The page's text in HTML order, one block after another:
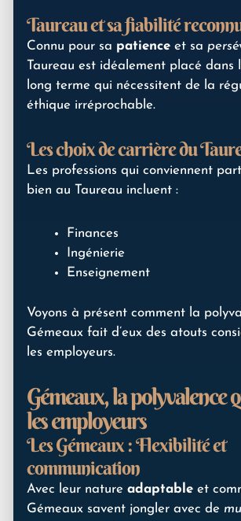
Taureau et sa fiabilité
Connu pour sa patience et sa
Taureau est idéalement placé dans
long terme qui nécessitent de la
éthique irréprochable.
Les choix de carrière du
Les professions qui conviennent
bien au Taureau incluent :
Finances
Ingénierie
Enseignement
Voyons à présent comment la
Gémeaux fait d’eux des atouts
les employeurs.
Gémeaux, la polyvalence
les employeurs
Les Gémeaux : Flexibilité et
communication
Avec leur nature adaptable et
Gémeaux savent jongler avec de